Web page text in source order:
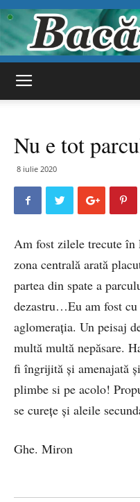
Nu e tot
8 iulie 2020
Am fost zilele trecute în
zona centrală arată
partea din spate a
dezastru…Eu am fost
aglomerația. Un peisaj
multă multă nepăsare.
fi îngrijită și amenajată
plimbe si pe acolo!
se curețe și aleile
Ghe. Miron